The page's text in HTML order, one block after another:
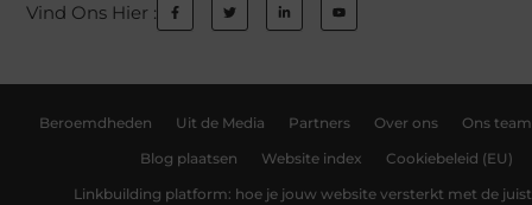
Vind Ons Hier :
Beroemdheden Uit de Media Partners Over ons Ons team
Blog plaatsen Website index Cookiebeleid (EU)
Linkbuilding platform: hoe je jouw website versterkt met de